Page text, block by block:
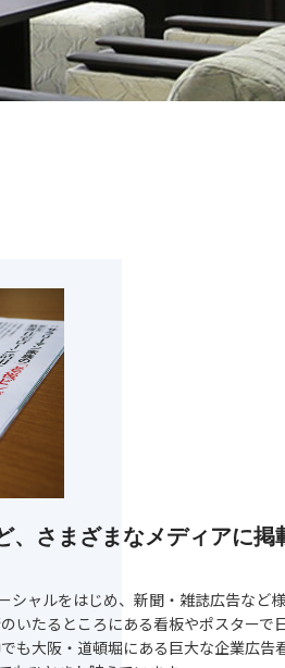
、さまざまなメディアに掲
シャルをはじめ、新聞・雑誌広告など
いたるところにある看板やポスターで
も大阪・道頓堀にある巨大な企業広告